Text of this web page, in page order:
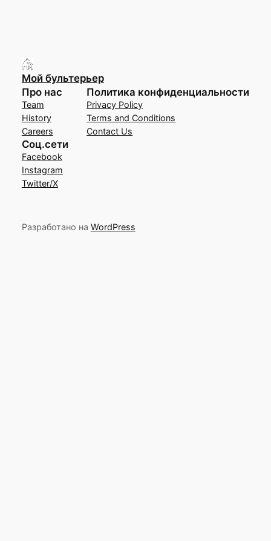
Мой бультерьер
Про нас
Team
History
Careers
Политика конфиденциальности
Privacy Policy
Terms and Conditions
Contact Us
Соц.сети
Facebook
Instagram
Twitter/X
Разработано на WordPress